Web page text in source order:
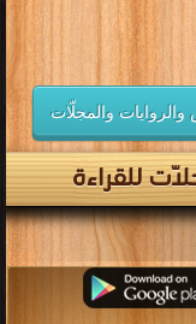
والمجلّات
للقراءة